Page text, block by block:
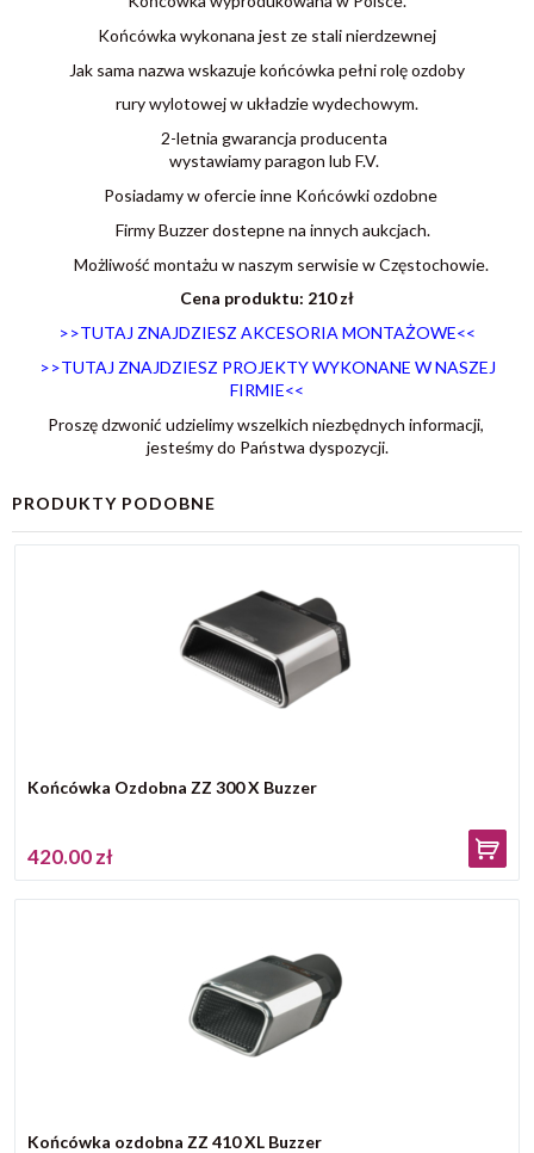
Końcówka wykonana jest ze stali nierdzewnej
Jak sama nazwa wskazuje końcówka pełni rolę ozdoby
rury wylotowej w układzie wydechowym.
2-letnia gwarancja producenta
wystawiamy paragon lub F.V.
Posiadamy w ofercie inne Końcówki ozdobne
Firmy Buzzer dostepne na innych aukcjach.
Możliwość montażu w naszym serwisie w Częstochowie.
Cena produktu: 210 zł
>>TUTAJ ZNAJDZIESZ AKCESORIA MONTAŻOWE<<
>>TUTAJ ZNAJDZIESZ PROJEKTY WYKONANE W NASZEJ
FIRMIE<<
Proszę dzwonić udzielimy wszelkich niezbędnych informacji,
jesteśmy do Państwa dyspozycji.
PRODUKTY PODOBNE
Końcówka Ozdobna ZZ 300 X Buzzer
420.00 zł
Końcówka ozdobna ZZ 410 XL Buzzer